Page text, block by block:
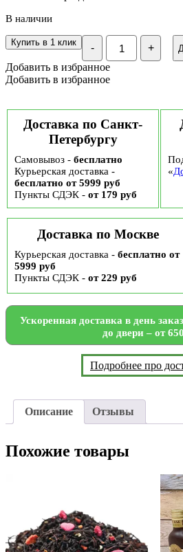
В наличии
-
Количество
Чай
черный
листовой
Черный
жестяной
банке
«Новогодний
Мишка
-
копилка»,
50г
+
Купить в 1 клик
Добавить в избранное
Добавить в избранное
Доставка по Санкт-
Петербургу
Самовывоз - бесплатно
Курьерская доставка -
бесплатно от 5999 руб
Пункты СДЭК - от 179 руб
«
Доставка по Москве
Курьерская доставка - бесплатно от
5999 руб
Пункты СДЭК - от 229 руб
Ускоренная доставка в день
до двери – от
Подробнее про
Описание Отзывы
Похожие товары